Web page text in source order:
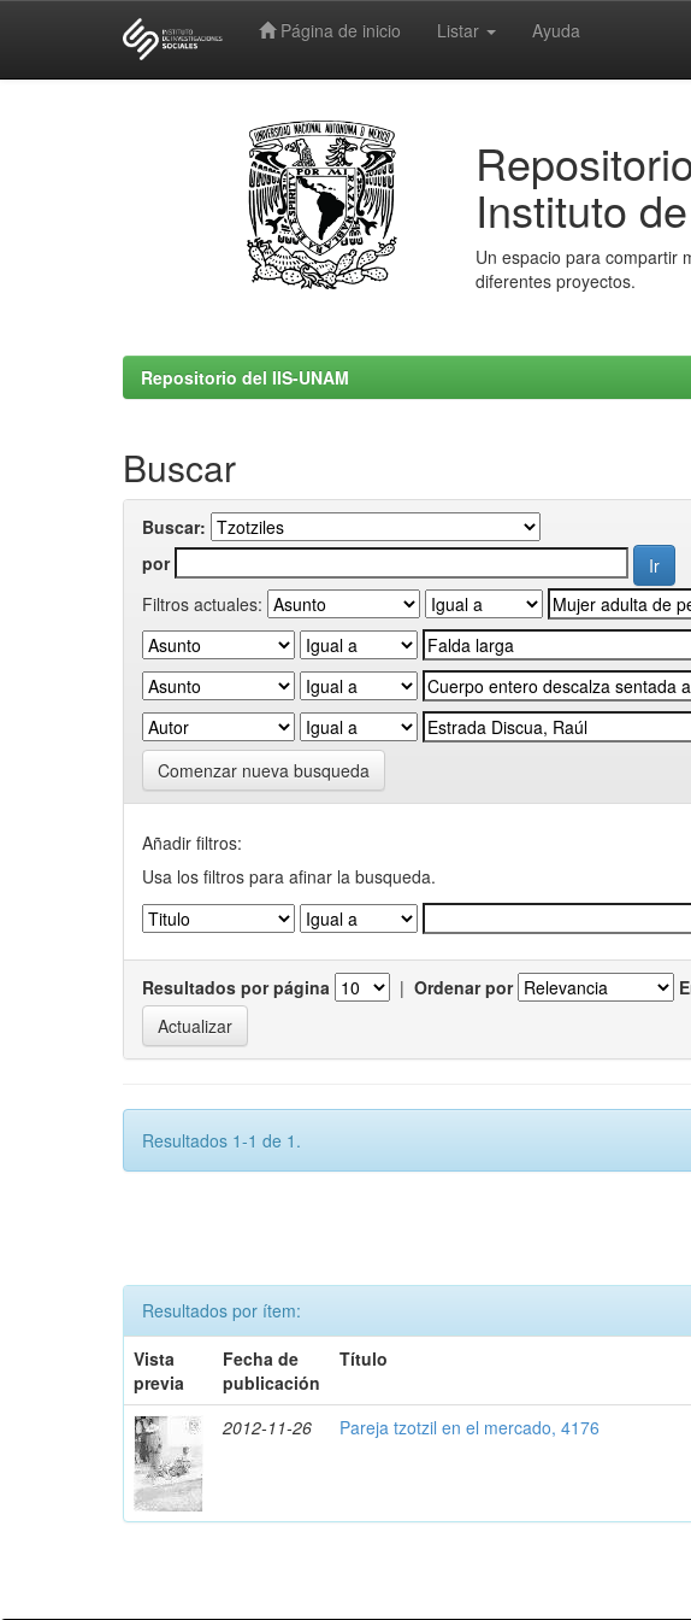
Página de inicio Listar Ayuda
Instituto
Un espacio para compartir
diferentes proyectos.
Repositorio del IIS-UNAM
Buscar
Buscar:
por
Filtros actuales:
Comenzar nueva busqueda
Añadir filtros:
Usa los filtros para afinar la busqueda.
Resultados por página | Ordenar por
Resultados 1-1 de 1.
Resultados por ítem:
Vista
previa
Fecha de
publicación
Título
2012-11-26 Pareja tzotzil en el mercado, 4176